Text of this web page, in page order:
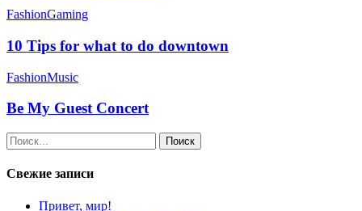
FashionGaming
10 Tips for what to do downtown
FashionMusic
Be My Guest Concert
Поиск
Свежие записи
Привет, мир!